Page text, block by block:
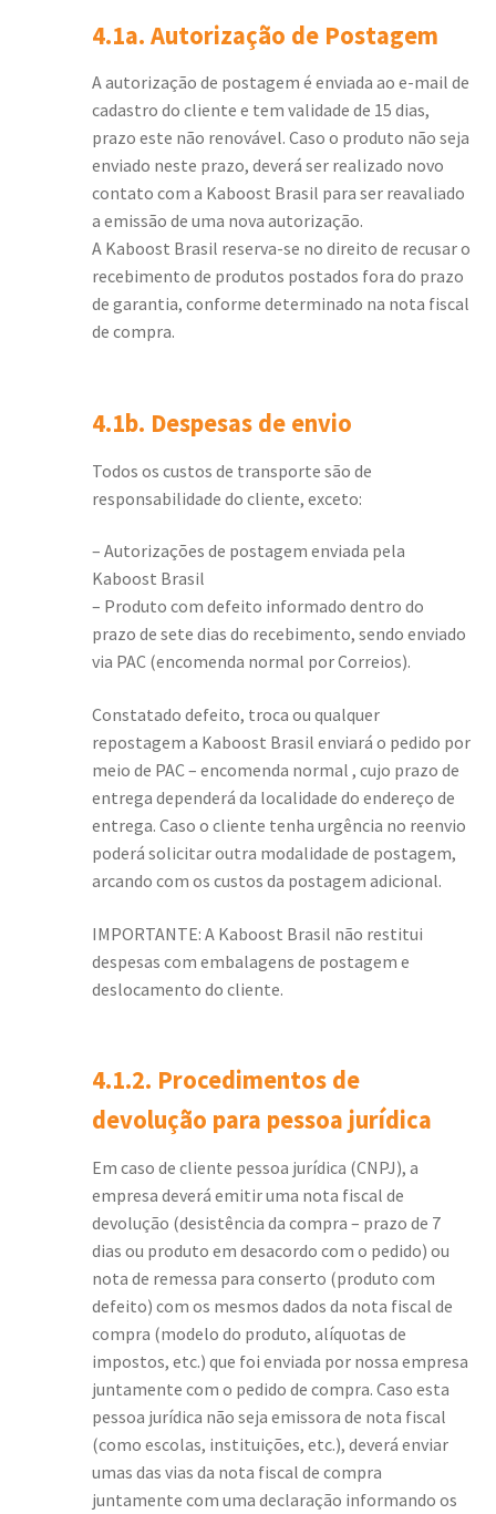
4.1a. Autorização de Postagem
A autorização de postagem é enviada ao e-mail de
cadastro do cliente e tem validade de 15 dias,
prazo este não renovável. Caso o produto não seja
enviado neste prazo, deverá ser realizado novo
contato com a Kaboost Brasil para ser reavaliado
a emissão de uma nova autorização.
A Kaboost Brasil reserva-se no direito de recusar o
recebimento de produtos postados fora do prazo
de garantia, conforme determinado na nota fiscal
de compra.
4.1b. Despesas de envio
Todos os custos de transporte são de
responsabilidade do cliente, exceto:
– Autorizações de postagem enviada pela
Kaboost Brasil
– Produto com defeito informado dentro do
prazo de sete dias do recebimento, sendo enviado
via PAC (encomenda normal por Correios).
Constatado defeito, troca ou qualquer
repostagem a Kaboost Brasil enviará o pedido por
meio de PAC – encomenda normal , cujo prazo de
entrega dependerá da localidade do endereço de
entrega. Caso o cliente tenha urgência no reenvio
poderá solicitar outra modalidade de postagem,
arcando com os custos da postagem adicional.
IMPORTANTE: A Kaboost Brasil não restitui
despesas com embalagens de postagem e
deslocamento do cliente.
4.1.2. Procedimentos de
devolução para pessoa jurídica
Em caso de cliente pessoa jurídica (CNPJ), a
empresa deverá emitir uma nota fiscal de
devolução (desistência da compra – prazo de 7
dias ou produto em desacordo com o pedido) ou
nota de remessa para conserto (produto com
defeito) com os mesmos dados da nota fiscal de
compra (modelo do produto, alíquotas de
impostos, etc.) que foi enviada por nossa empresa
juntamente com o pedido de compra. Caso esta
pessoa jurídica não seja emissora de nota fiscal
(como escolas, instituições, etc.), deverá enviar
umas das vias da nota fiscal de compra
juntamente com uma declaração informando os